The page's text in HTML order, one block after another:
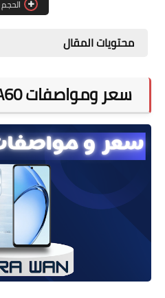
الحجم
محتويات المقال
سعر ومواصفات Oppo A60